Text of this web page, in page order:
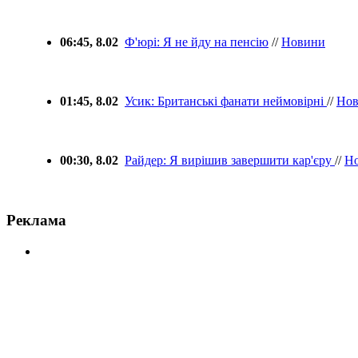
06:45, 8.02 Ф'юрі: Я не йду на пенсію //Новини
01:45, 8.02 Усик: Британські фанати неймовірні //
00:30, 8.02 Райдер: Я вирішив завершити кар'єру //
Реклама